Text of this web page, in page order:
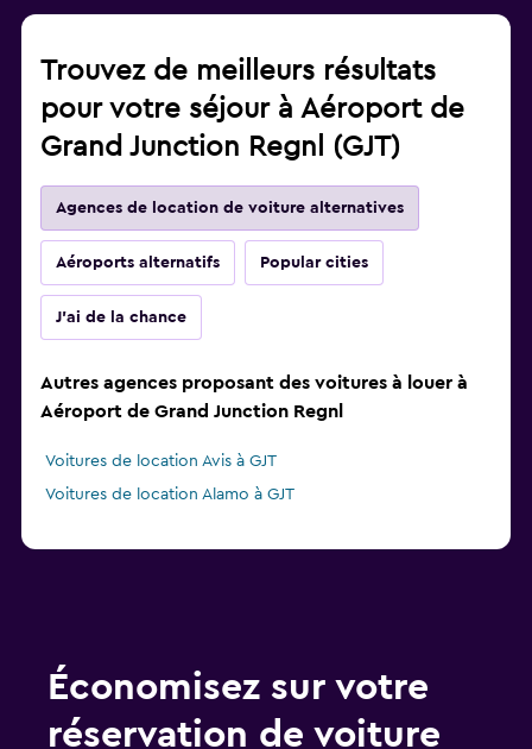
Trouvez de meilleurs résultats
pour votre séjour à Aéroport de
Grand Junction Regnl (GJT)
Agences de location de voiture alternatives
Aéroports alternatifs Popular cities
J'ai de la chance
Autres agences proposant des voitures à louer à
Aéroport de Grand Junction Regnl
Voitures de location Avis à GJT
Voitures de location Alamo à GJT
Économisez sur votre
réservation de voiture